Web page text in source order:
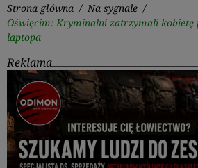
Strona główna / Na sygnale /
Oświęcim: Kryminalni zatrzymali kobietę
laptopa
Reklama